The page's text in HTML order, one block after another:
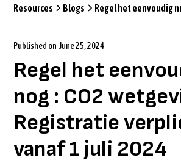
Resources Blogs
Regel het eenvoudig
Published on June 25, 2024
Regel het
nog : CO2
Registratie
vanaf 1 juli 2024